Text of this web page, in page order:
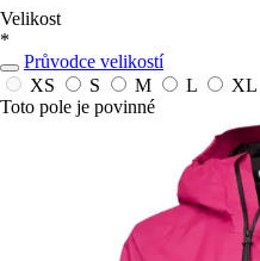
Velikost
*
Průvodce velikostí
XS
S M L
XL
Toto pole je povinné